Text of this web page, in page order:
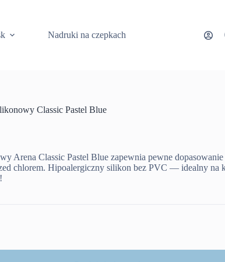
Nadruki na czepkach
Classic Pastel Blue
Arena Classic Pastel Blue zapewnia pewne
chlorem. Hipoalergiczny silikon bez PVC — idealny na